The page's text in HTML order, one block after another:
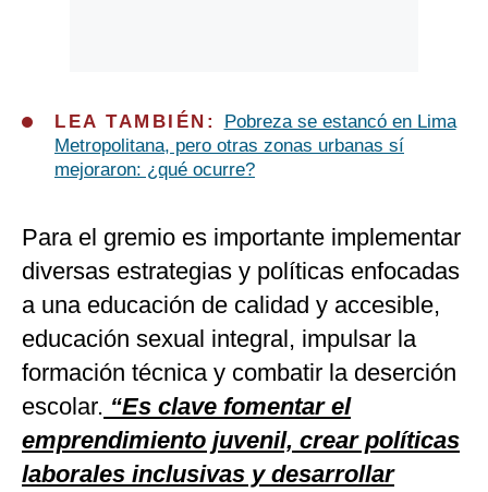
LEA TAMBIÉN:
Pobreza se estancó en Lima
Metropolitana, pero otras zonas urbanas sí
mejoraron: ¿qué ocurre?
Para el gremio es importante implementar
diversas estrategias y políticas enfocadas
a una educación de calidad y accesible,
educación sexual integral, impulsar la
formación técnica y combatir la deserción
escolar. “Es clave fomentar el
emprendimiento juvenil, crear políticas
laborales inclusivas y desarrollar